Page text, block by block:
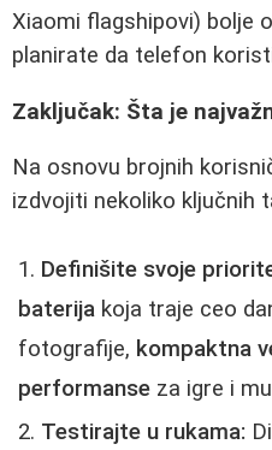
Xiaomi flagshipovi) bolje
planirate da telefon
Zaključak: Šta je
Na osnovu brojnih
izdvojiti nekoliko ključnih
Definišite svoje
baterija koja traje ceo
fotografije, kompaktna
performanse za igre i
Testirajte u rukama: